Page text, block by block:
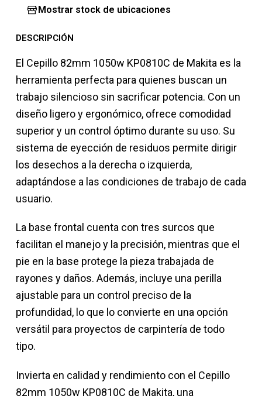
Mostrar stock de ubicaciones
DESCRIPCIÓN
El Cepillo 82mm 1050w KP0810C de Makita es la
herramienta perfecta para quienes buscan un
trabajo silencioso sin sacrificar potencia. Con un
diseño ligero y ergonómico, ofrece comodidad
superior y un control óptimo durante su uso. Su
sistema de eyección de residuos permite dirigir
los desechos a la derecha o izquierda,
adaptándose a las condiciones de trabajo de cada
usuario.
La base frontal cuenta con tres surcos que
facilitan el manejo y la precisión, mientras que el
pie en la base protege la pieza trabajada de
rayones y daños. Además, incluye una perilla
ajustable para un control preciso de la
profundidad, lo que lo convierte en una opción
versátil para proyectos de carpintería de todo
tipo.
Invierta en calidad y rendimiento con el Cepillo
82mm 1050w KP0810C de Makita, una